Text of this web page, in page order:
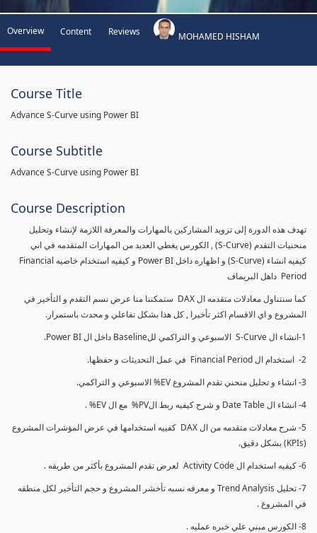
Overview Content Reviews MOHAMED HISHAM
Course Title
Advance S-Curve using Power BI
Course Subtitle
Advance S-Curve using Power BI
Course Description
تهدف هذه الدورة إلى تزويد المشاركين بالمهارات والمعرفة اللازمة لإنشاء وتحليل
منحنيات التقدم (S-Curve) , الكورس يغطي العديد من المهارات المتقدمه في اني
كيفيه انشاء (S-Curve) و اظهاره داخل Power BI و كيفيه استخدام خاصيه Financial
Period داهل البريماف
كما سنتناول معادلات متقدمه ال DAX ستمكننا منا عرض نسم التقدم و التأخير في
المشروع و اي الاقسام اكثر تأخيرا , كل هذا بشكل تفاعلي و محدث باستمرار.
1-انشاء ال S-Curve الاسبوعي و التراكمي للBaseline داخل ال Power BI.
2- استخدام ال Financial Period في عمل التحديثات و حفظها.
3- انشاء و تحليل منحني تقدم المشروع EV% الاسبوعي و التراكمي.
4- انشاء ال Date Table و شرح كيفيه ربط الPV% مع ال EV% .
5- شرح معادلات متقدمه من ال DAX كفييه استخدامها في عرض المؤشرات المشروع
(KPIs) بشكل دقيق.
6- كيفيه استخدام ال Activity Code لعرض تقدم المشروع بأكثر من طريقه .
7- تحليل Trend Analysis و معرفه نسبه تأخشر المشروع و حجم التأخير لكل منطقه
في المشروع .
8- الكورس مبني علي خبره عمليه .